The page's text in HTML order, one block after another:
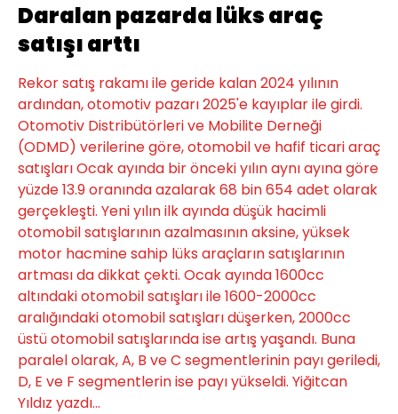
Daralan pazarda lüks araç
satışı arttı
Rekor satış rakamı ile geride kalan 2024 yılının
ardından, otomotiv pazarı 2025'e kayıplar ile girdi.
Otomotiv Distribütörleri ve Mobilite Derneği
(ODMD) verilerine göre, otomobil ve hafif ticari araç
satışları Ocak ayında bir önceki yılın aynı ayına göre
yüzde 13.9 oranında azalarak 68 bin 654 adet olarak
gerçekleşti. Yeni yılın ilk ayında düşük hacimli
otomobil satışlarının azalmasının aksine, yüksek
motor hacmine sahip lüks araçların satışlarının
artması da dikkat çekti. Ocak ayında 1600cc
altındaki otomobil satışları ile 1600-2000cc
aralığındaki otomobil satışları düşerken, 2000cc
üstü otomobil satışlarında ise artış yaşandı. Buna
paralel olarak, A, B ve C segmentlerinin payı geriledi,
D, E ve F segmentlerin ise payı yükseldi. Yiğitcan
Yıldız yazdı...